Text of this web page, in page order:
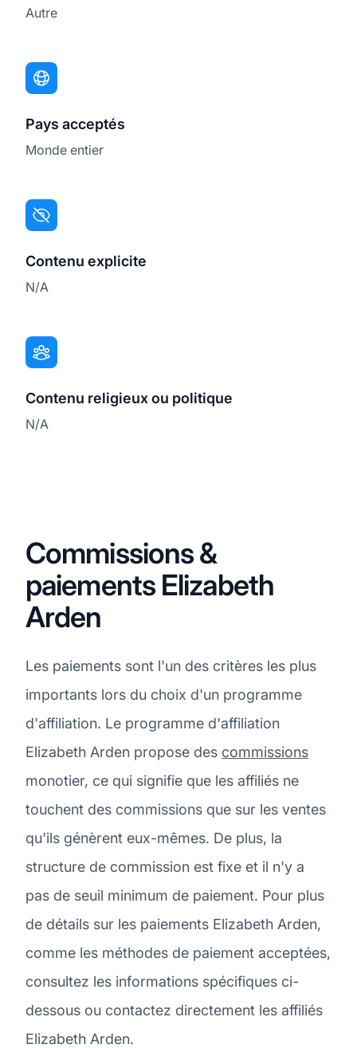
Autre
Pays acceptés
Monde entier
Contenu explicite
N/A
Contenu religieux ou politique
N/A
Commissions &
paiements Elizabeth
Arden
Les paiements sont l'un des critères les plus
importants lors du choix d'un programme
d'affiliation. Le programme d'affiliation
Elizabeth Arden propose des commissions
monotier, ce qui signifie que les affiliés ne
touchent des commissions que sur les ventes
qu'ils génèrent eux-mêmes. De plus, la
structure de commission est fixe et il n'y a
pas de seuil minimum de paiement. Pour plus
de détails sur les paiements Elizabeth Arden,
comme les méthodes de paiement acceptées,
consultez les informations spécifiques ci-
dessous ou contactez directement les affiliés
Elizabeth Arden.